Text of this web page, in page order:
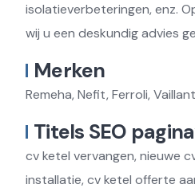
isolatieverbeteringen, enz.
wij u een deskundig advies
Merken
Remeha, Nefit, Ferroli,
Titels SEO
cv ketel vervangen, nieuwe
installatie, cv ketel offerte